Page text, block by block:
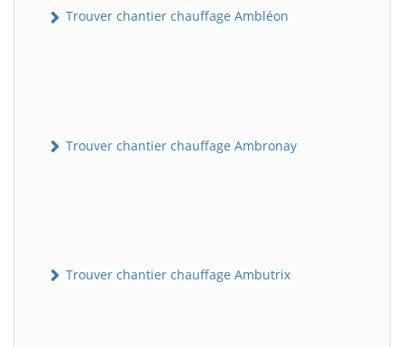
Trouver chantier chauffage Ambléon
Trouver chantier chauffage Ambronay
Trouver chantier chauffage Ambutrix